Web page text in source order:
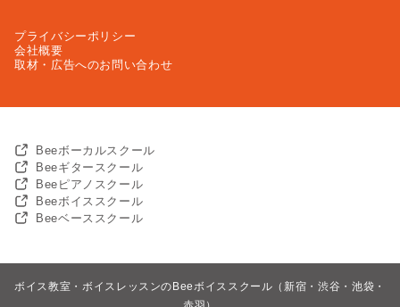
プライバシーポリシー
会社概要
取材・広告へのお問い合わせ
Beeボーカルスクール
Beeギタースクール
Beeピアノスクール
Beeボイススクール
Beeベーススクール
ボイス教室・ボイスレッスンのBeeボイススクール（新宿・渋谷・池袋・